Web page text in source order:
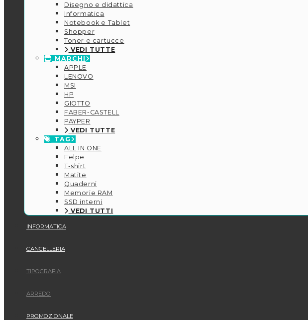
Disegno e didattica
Informatica
Notebook e Tablet
Shopper
Toner e cartucce
VEDI TUTTE
MARCHI
APPLE
LENOVO
MSI
HP
GIOTTO
FABER-CASTELL
PAYPER
VEDI TUTTE
TAG
ALL IN ONE
Felpe
T-shirt
Matite
Quaderni
Memorie RAM
SSD interni
VEDI TUTTI
INFORMATICA
CANCELLERIA
TIPOGRAFIA
ARREDO
PROMOZIONALE